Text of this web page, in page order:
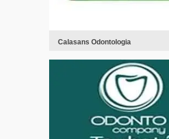
Calasans Odontologia